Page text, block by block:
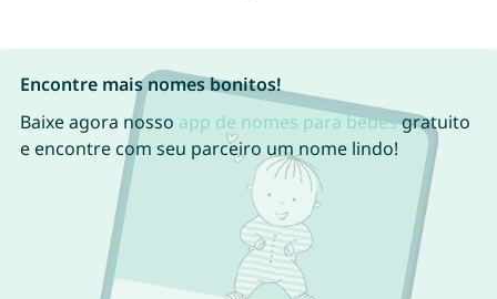
Encontre mais nomes bonitos!
Baixe agora nosso app de nomes para bebêsgratuito
e encontre com seu parceiro um nome lindo!